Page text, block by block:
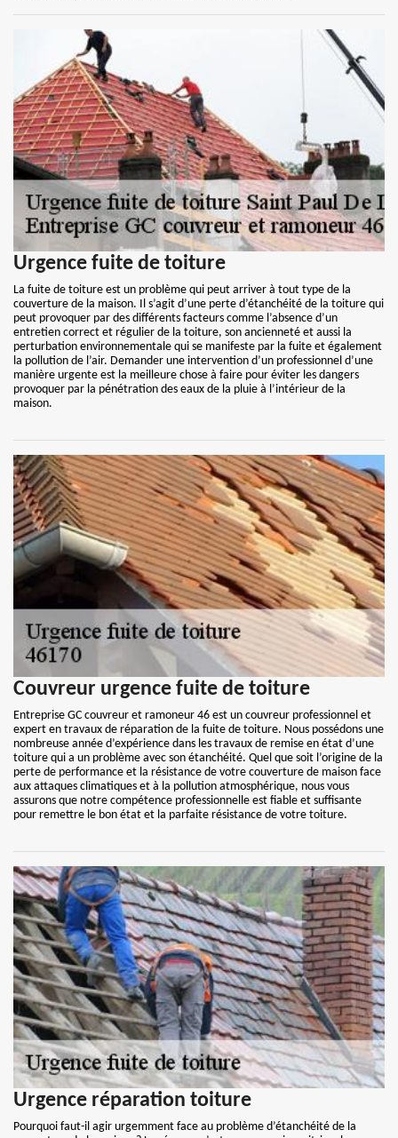
Urgence fuite de toiture
La fuite de toiture est un problème qui peut arriver à tout type de la
couverture de la maison. Il s’agit d’une perte d’étanchéité de la toiture qui
peut provoquer par des différents facteurs comme l’absence d’un
entretien correct et régulier de la toiture, son ancienneté et aussi la
perturbation environnementale qui se manifeste par la fuite et également
la pollution de l’air. Demander une intervention d’un professionnel d’une
manière urgente est la meilleure chose à faire pour éviter les dangers
provoquer par la pénétration des eaux de la pluie à l’intérieur de la
maison.
Couvreur urgence fuite de toiture
Entreprise GC couvreur et ramoneur 46 est un couvreur professionnel et
expert en travaux de réparation de la fuite de toiture. Nous possédons une
nombreuse année d’expérience dans les travaux de remise en état d’une
toiture qui a un problème avec son étanchéité. Quel que soit l’origine de la
perte de performance et la résistance de votre couverture de maison face
aux attaques climatiques et à la pollution atmosphérique, nous vous
assurons que notre compétence professionnelle est fiable et suffisante
pour remettre le bon état et la parfaite résistance de votre toiture.
Urgence réparation toiture
Pourquoi faut-il agir urgemment face au problème d’étanchéité de la